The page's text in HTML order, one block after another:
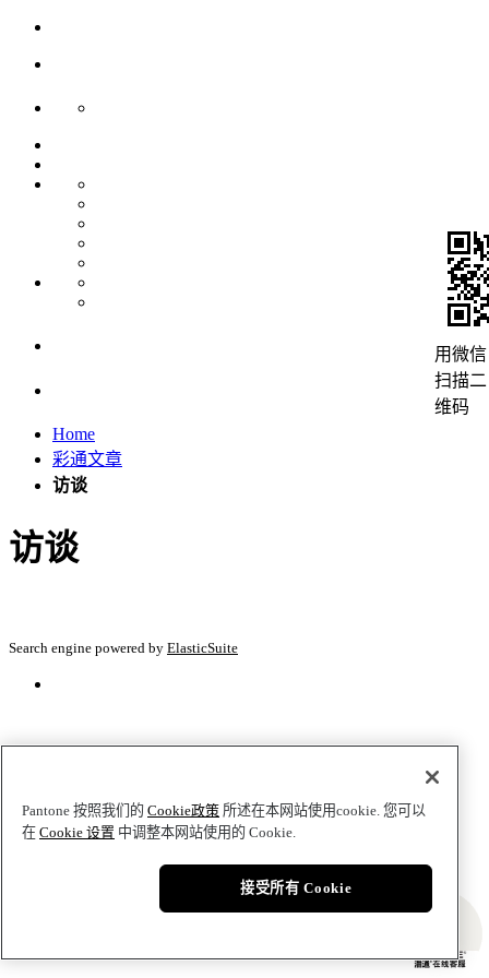
Home
彩通文章
访谈
访谈
Search engine powered by ElasticSuite
用微信
扫描二
维码
Pantone 按照我们的 Cookie政策 所述在本网站使用cookie. 您可以
在 Cookie 设置 中调整本网站使用的 Cookie.
接受所有 Cookie